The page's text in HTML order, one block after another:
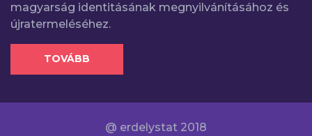
magyarság identitásának megnyilvánításához és
újratermeléséhez.
TOVÁBB
@ erdelystat 2018